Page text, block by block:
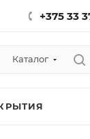
+375 33
Каталог